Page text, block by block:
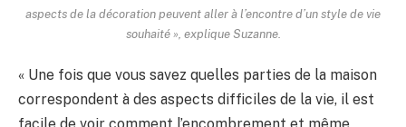
aspects de la décoration peuvent aller à l’encontre d’un style de vie
souhaité », explique Suzanne.
« Une fois que vous savez quelles parties de la maison
correspondent à des aspects difficiles de la vie, il est